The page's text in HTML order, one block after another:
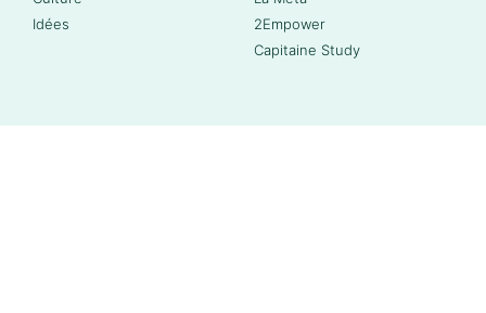
Idées
2Empower
Capitaine Study